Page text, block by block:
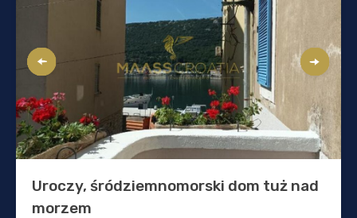
Uroczy, śródziemnomorski dom tuż nad
morzem